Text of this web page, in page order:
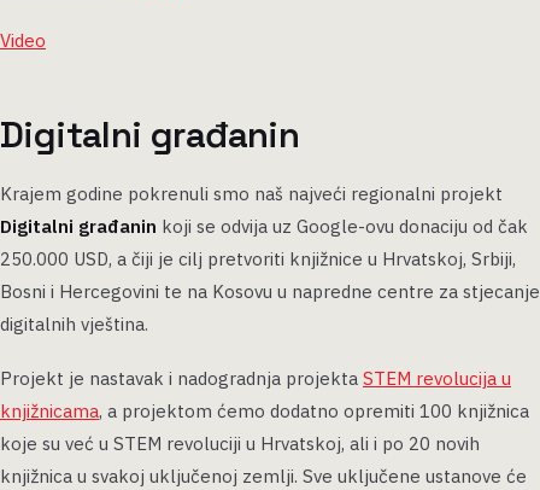
Video
Digitalni građanin
Krajem godine pokrenuli smo naš najveći regionalni projekt
Digitalni građanin koji se odvija uz Google-ovu donaciju od čak
250.000 USD, a čiji je cilj pretvoriti knjižnice u Hrvatskoj, Srbiji,
Bosni i Hercegovini te na Kosovu u napredne centre za stjecanje
digitalnih vještina.
Projekt je nastavak i nadogradnja projekta STEM revolucija u
knjižnicama, a projektom ćemo dodatno opremiti 100 knjižnica
koje su već u STEM revoluciji u Hrvatskoj, ali i po 20 novih
knjižnica u svakoj uključenoj zemlji. Sve uključene ustanove će